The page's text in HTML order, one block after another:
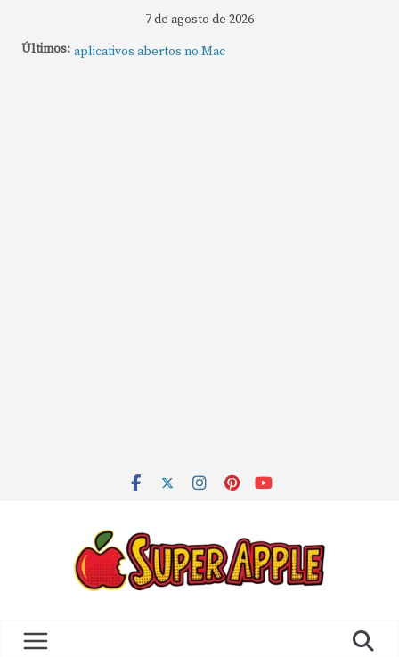
7 de agosto de 2026
Últimos: Como fechar rapidamente todas as janelas ou